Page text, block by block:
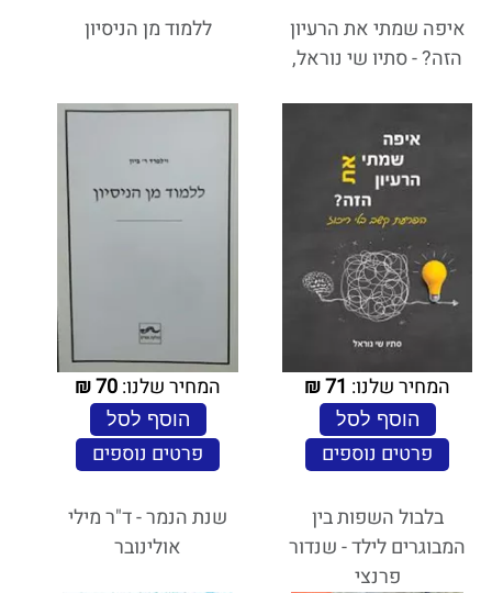
איפה שמתי את הרעיון
הזה? - סתיו שי נוראל,
המחיר שלנו: 71
₪
הוסף לסל
פרטים נוספים
ללמוד מן הניסיון
המחיר שלנו:70
₪
הוסף לסל
פרטים נוספים
בלבול השפות בין
המבוגרים לילד - שנדור
פרנצי
שנת הנמר - ד"ר מילי
אולינובר